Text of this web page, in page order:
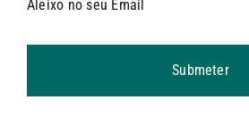
Aleixo no seu Email